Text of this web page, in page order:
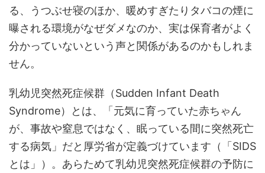
る、うつぶせ寝のほか、暖めすぎたりタバコの煙に
曝される環境がなぜダメなのか、実は保育者がよく
分かっていないという声と関係があるのかもしれま
せん。
乳幼児突然死症候群（Sudden Infant Death
Syndrome）とは、「元気に育っていた赤ちゃん
が、事故や窒息ではなく、眠っている間に突然死亡
する病気」だと厚労省が定義づけています（「SIDS
とは」）。あらためて乳幼児突然死症候群の予防に